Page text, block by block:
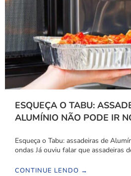
ESQUEÇA O TABU:
ALUMÍNIO NÃO PODE IR
Esqueça o Tabu: assadeiras de
ondas Já ouviu falar que assadeiras
CONTINUE LENDO →